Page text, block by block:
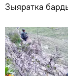
Зыяратка